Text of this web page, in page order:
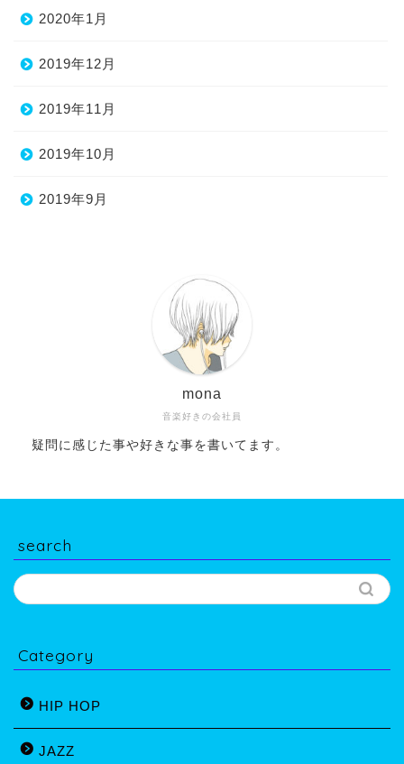
2020年1月
2019年12月
2019年11月
2019年10月
2019年9月
音楽好きの会社員
mona
疑問に感じた事や好きな事を書いてます。
search
Category
HIP HOP
JAZZ